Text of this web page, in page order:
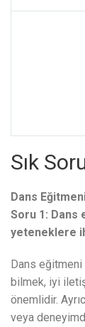
Sık
Dans
Soru 1: Dans
yeteneklere
Dans eğitmeni
bilmek, iyi
önemlidir.
veya